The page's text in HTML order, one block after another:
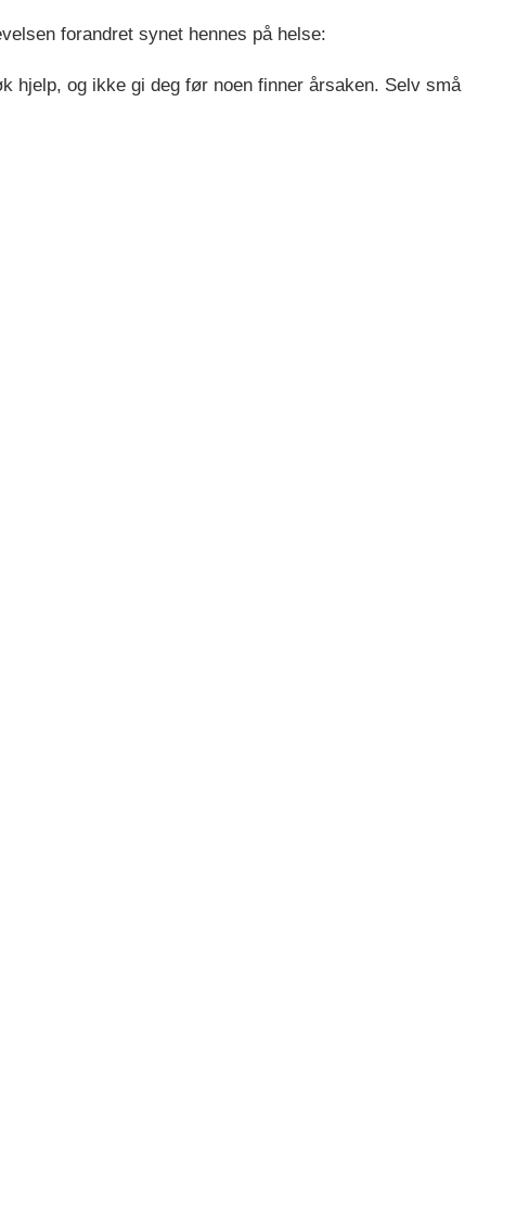
forandret synet hennes på helse:
hjelp, og ikke gi deg før noen finner årsaken. Selv små